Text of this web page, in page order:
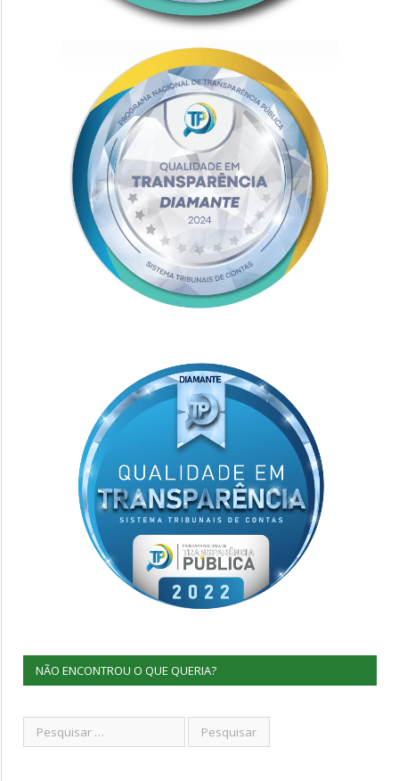
NÃO ENCONTROU O QUE QUERIA?